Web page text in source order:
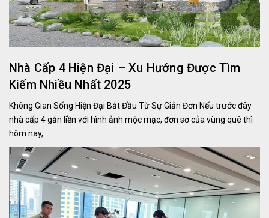
Nhà Cấp 4 Hiện Đại – Xu Hướng Được Tìm
Kiếm Nhiều Nhất 2025
Không Gian Sống Hiện Đại Bắt Đầu Từ Sự Giản Đơn Nếu trước đây
nhà cấp 4 gắn liền với hình ảnh mộc mạc, đơn sơ của vùng quê thì
hôm nay, ...